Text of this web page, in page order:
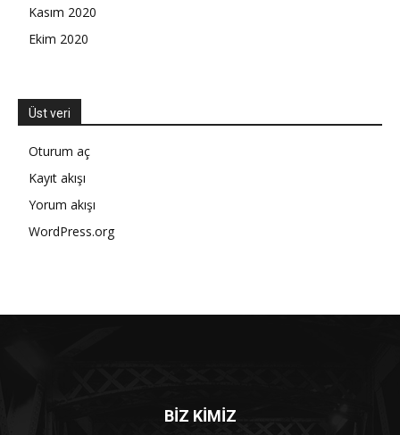
Kasım 2020
Ekim 2020
Üst veri
Oturum aç
Kayıt akışı
Yorum akışı
WordPress.org
BİZ KİMİZ